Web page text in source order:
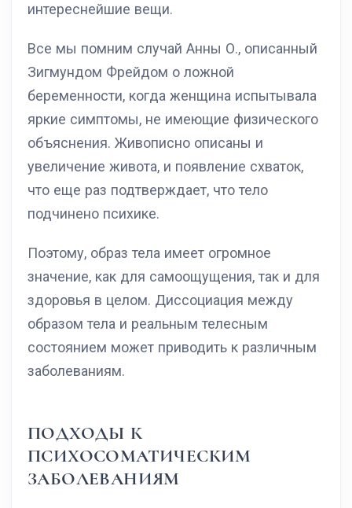
интереснейшие вещи.
Все мы помним случай Анны О., описанный
Зигмундом Фрейдом о ложной
беременности, когда женщина испытывала
яркие симптомы, не имеющие физического
объяснения. Живописно описаны и
увеличение живота, и появление схваток,
что еще раз подтверждает, что тело
подчинено психике.
Поэтому, образ тела имеет огромное
значение, как для самоощущения, так и для
здоровья в целом. Диссоциация между
образом тела и реальным телесным
состоянием может приводить к различным
заболеваниям.
ПОДХОДЫ К
ПСИХОСОМАТИЧЕСКИМ
ЗАБОЛЕВАНИЯМ